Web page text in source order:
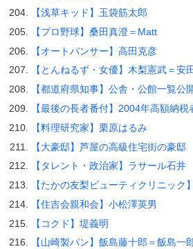
【浅草キッド】玉袋筋太郎
【プロ野球】桑田真澄＝Matt
【オートパンサー】高田克彦
【とんねるず・女優】木梨憲武＝安
【都道府県知事】公舎・公館一覧公
【最後の長者番付】2004年高額納税
【料理研究家】栗原はるみ
【大豪邸】芦屋の高級住宅街の豪邸
【タレント・政治家】ラサール石井
【たかの友梨ビューティクリニック
【住吉会親和会】小松澤英男
【コクド】堤義明
【山崎製パン】飯島藤十郎＝飯島一